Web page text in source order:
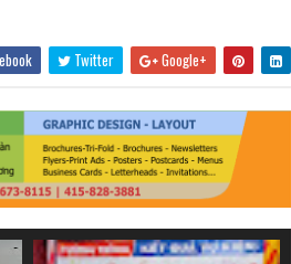
Twitter Google+